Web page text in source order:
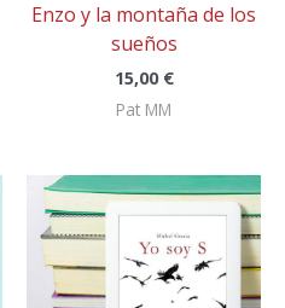
Enzo y la montaña de los
sueños
15,00 €
Pat MM